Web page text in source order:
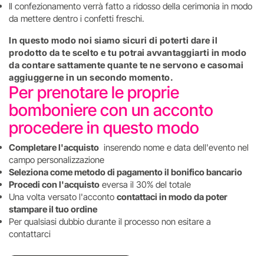
Il confezionamento verrà fatto a ridosso della cerimonia in modo
da mettere dentro i confetti freschi.
In questo modo noi siamo sicuri di poterti dare il
prodotto da te scelto e tu potrai avvantaggiarti in modo
da contare sattamente quante te ne servono e casomai
aggiuggerne in un secondo momento.
Per prenotare le proprie
bomboniere con un acconto
procedere in questo modo
Completare l'acquisto inserendo nome e data dell'evento nel
campo personalizzazione
Seleziona come metodo di pagamento il bonifico bancario
Procedi con l'acquisto eversa il 30% del totale
Una volta versato l'acconto contattaci in modo da poter
stampare il tuo ordine
Per qualsiasi dubbio durante il processo non esitare a
contattarci